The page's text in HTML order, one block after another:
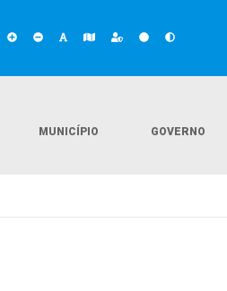
MUNICÍPIO GOVERNO